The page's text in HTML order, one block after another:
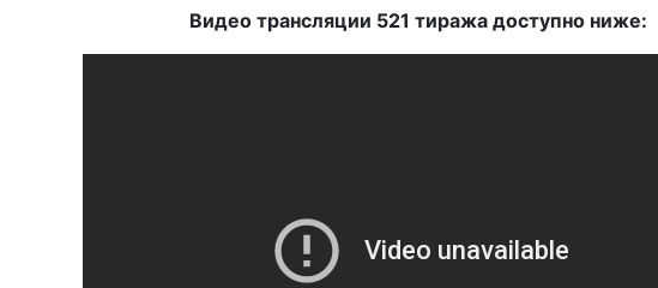
Видео трансляции 521 тиража доступно ниже: